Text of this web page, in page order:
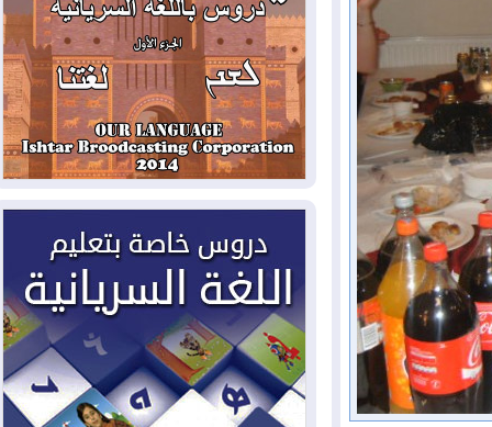
2026-08-03كوبا تغرق في الظلام مجددا
وانهيار الشبكة الكهربائية
2026-08-03
أوامر بإجلاء 60 ألف شخص
بسبب الحرائق في ولاية واشنطن
2026-08-02مشروع "حسابي" يُمهل
الموظفين حتى نهاية أغسطس لاستلام
بطاقاتهم المصرفية
2026-08-02دمشق وعمّان تحذران بغداد:
أي هجوم من أراضي العراق سيواجه برد
2026-08-02ترامب: الولايات المتحدة
وإسرائيل تعلقان شن ضربات على إيران